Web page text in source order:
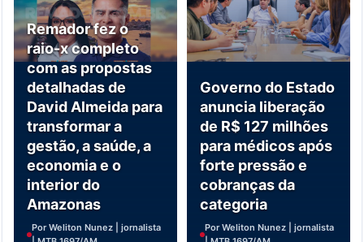
Remador fez o
raio-x completo
com as propostas
detalhadas de
David Almeida para
transformar a
gestão, a saúde, a
economia e o
interior do
Amazonas
Por Weliton Nunez | jornalista
Governo do Estado
anuncia liberação
de R$ 127 milhões
para médicos após
forte pressão e
cobranças da
categoria
Por Weliton Nunez | jornalista